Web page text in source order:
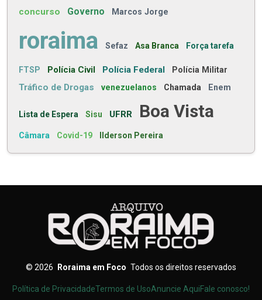
concurso Governo Marcos Jorge
roraima Sefaz Asa Branca Força tarefa
FTSP Polícia Civil Polícia Federal Polícia Militar
Tráfico de Drogas venezuelanos Chamada Enem
Lista de Espera Sisu UFRR Boa Vista
Câmara Covid-19 Ilderson Pereira
© 2026 Roraima em Foco Todos os direitos reservados
Política de PrivacidadeTermos de UsoAnuncie AquiFale conosco!